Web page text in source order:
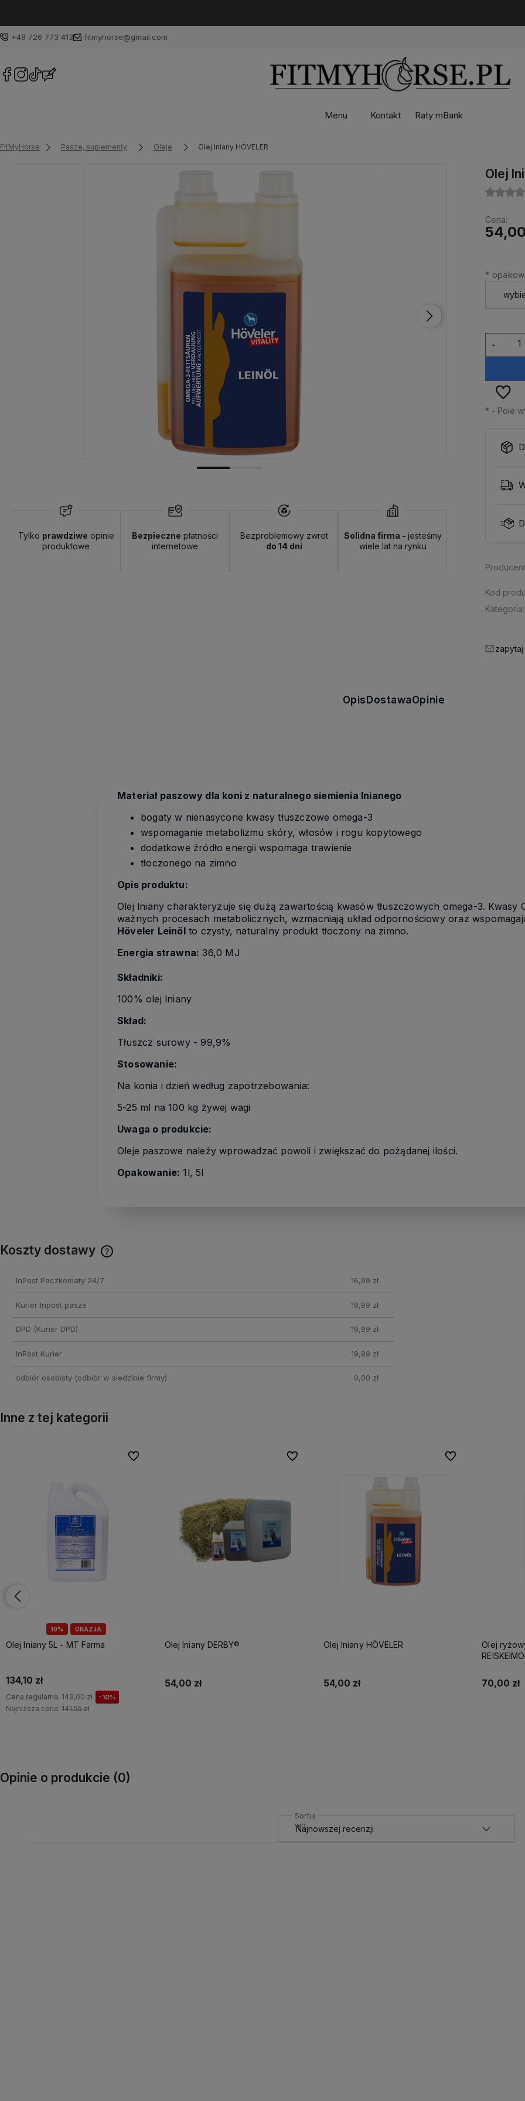
+48 726 773 413 fitmyhorse@gmail.com
Menu Kontakt Raty mBank
FitMyHorse Pasze, suplementy Oleje Olej lniany HÖVELER
Tylko prawdziwe opinie
produktowe
Bezpieczne płatności
internetowe
Bezproblemowy zwrot
do 14 dni
Solidna firma - jesteśmy
wiele lat na rynku
Olej
Cena:
*
-
* - Pole
Kod
Kategoria:
OpisDostawaOpinie
Materiał paszowy dla koni z naturalnego siemienia lnianego
bogaty w nienasycone kwasy tłuszczowe omega-3
wspomaganie metabolizmu skóry, włosów i rogu kopytowego
dodatkowe źródło energii wspomaga trawienie
tłoczonego na zimno
Opis produktu:
Olej lniany charakteryzuje się dużą zawartością kwasów tłuszczowych omega-3. Kwasy
ważnych procesach metabolicznych, wzmacniają układ odpornościowy oraz
Höveler Leinölto czysty, naturalny produkt tłoczony na zimno.
Energia strawna: 36,0 MJ
Składniki:
100% olej lniany
Skład:
Tłuszcz surowy - 99,9%
Stosowanie:
Na konia i dzień według zapotrzebowania:
5-25 ml na 100 kg żywej wagi
Uwaga o produkcie:
Oleje paszowe należy wprowadzać powoli i zwiększać do pożądanej ilości.
Opakowanie: 1l, 5l
Koszty dostawy
InPost Paczkomaty 24/7 16,99 zł
Kurier Inpost pasze 19,99 zł
DPD (Kurier DPD) 19,99 zł
InPost Kurier 19,99 zł
odbiór osobisty(odbiór w siedzibie firmy) 0,00 zł
Inne z tej kategorii
Olej lniany DERBY®
54,00 zł
Do koszyka
Do ulubionych
Do ulubionych
Olej lniany HÖVELER
54,00 zł
Do ulubionych
Do ulubionych
Olej ryżowy NATURE'S BEST
70,00 zł
Do ulubionych
Do ulubionych
Olej
116,10 zł
Opinie o produkcie (0)
Sortuj
wg